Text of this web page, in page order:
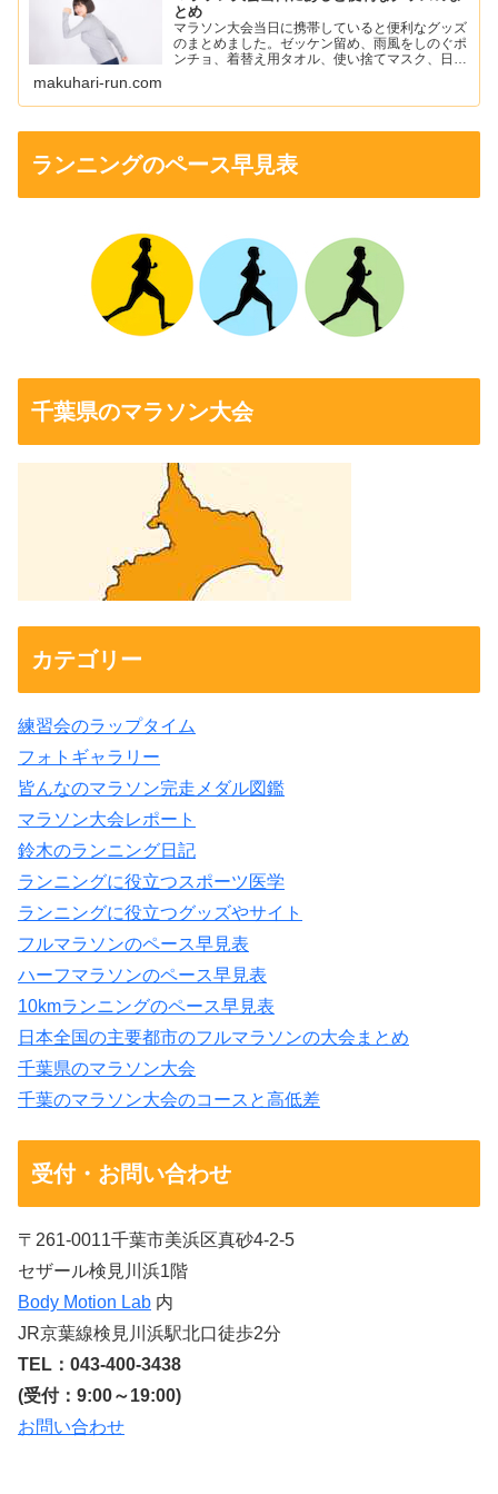
とめ
マラソン大会当日に携帯していると便利なグッズ
のまとめました。ゼッケン留め、雨風をしのぐポ
ンチョ、着替え用タオル、使い捨てマスク、日焼
makuhari-run.com
ランニングのペース早見表
千葉県のマラソン大会
カテゴリー
練習会のラップタイム
フォトギャラリー
皆んなのマラソン完走メダル図鑑
マラソン大会レポート
鈴木のランニング日記
ランニングに役立つスポーツ医学
ランニングに役立つグッズやサイト
フルマラソンのペース早見表
ハーフマラソンのペース早見表
10kmランニングのペース早見表
日本全国の主要都市のフルマラソンの大会まとめ
千葉県のマラソン大会
千葉のマラソン大会のコースと高低差
受付・お問い合わせ
〒261-0011千葉市美浜区真砂4-2-5
セザール検見川浜1階
Body Motion Lab 内
JR京葉線検見川浜駅北口徒歩2分
TEL：043-400-3438
(受付：9:00～19:00)
お問い合わせ